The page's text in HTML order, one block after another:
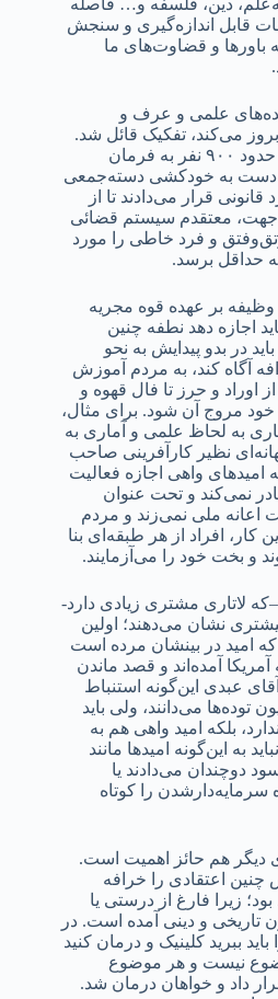
قابل اندازه‌گیری و سنجش
باورها و قضاوت‌های ما
علمی و عرف و
می‌کند، تفکیک قائل شد.
چنانکه می‌دانیم، چند دهه پیش حدود ۹۰۰ نفر به فرمان
دست به خودکشی دسته‌جمعی
قانونی قرار می‌دادند تا از
جهت، معتقدم سیستم قضائی
و فرد خاطی را مورد
حداقل برسد.
بر عهده قوه مجریه
اجازه دهد نطفه چنین
در بدو پیدایش به نحو
آگاه کند، به مردم آموزش
اوراد و حرز تا فال قهوه و
خود مروج آن شود. برای مثال،
به ‌لحاظ علمی و آماری به
نظیر کارآفرینی صاحب
امیدهای واهی اجازه فعالیت
نمی‌کند و تحت عنوان
اعانه ملی نمی‌زند و مردم
افراد از هر طبقه‌ای بنا
و بخت خود را می‌آزمایند.
لاتاری مشتری زیادی دارد-
نشان می‌دهند؛ اولین
که امید در بینشان مرده است
آمده‌اند و قصد ماندن
عبدی این‌گونه استنباط
توده‌ها می‌دانند، ولی باید
بلکه امید واهی هم به‌
به این‌گونه‌ امیدها مانند
دوچندان می‌دادند یا
را کوتاه
دیگر هم حائز اهمیت است.
چنین اعتقادی را خرافه
زیرا فارغ از درستی یا
تاریخی و دینی آمده است. در
ببرید کلینیک و درمان کنید
نیست و هر موضوع
داد و خواهان درمان شد.